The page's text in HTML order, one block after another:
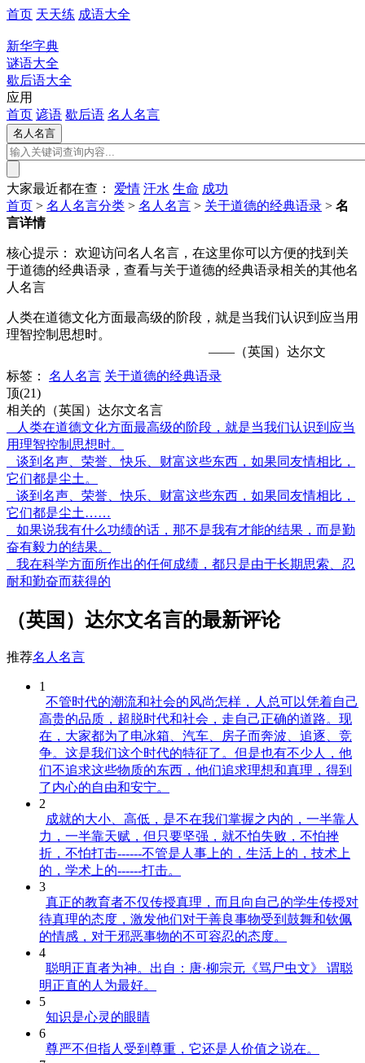
首页 天天练 成语大全
新华字典
谜语大全
歇后语大全
应用
首页 谚语 歇后语 名人名言
大家最近都在查： 爱情 汗水 生命 成功
首页 > 名人名言分类 > 名人名言 > 关于道德的经典语录 > 名
言详情
核心提示：
欢迎访问名人名言，在这里你可以方便的找到关
于道德的经典语录，查看与关于道德的经典语录相关的其他名
人名言
人类在道德文化方面最高级的阶段，就是当我们认识到应当用
理智控制思想时。
——（英国）达尔文
标签：
名人名言 关于道德的经典语录
顶(21)
相关的（英国）达尔文名言
人类在道德文化方面最高级的阶段，就是当我们认识到应当
用理智控制思想时。
谈到名声、荣誉、快乐、财富这些东西，如果同友情相比，
它们都是尘土。
谈到名声、荣誉、快乐、财富这些东西，如果同友情相比，
它们都是尘土……
如果说我有什么功绩的话，那不是我有才能的结果，而是勤
奋有毅力的结果。
我在科学方面所作出的任何成绩，都只是由于长期思索、忍
耐和勤奋而获得的
（英国）达尔文名言的最新评论
推荐名人名言
1
不管时代的潮流和社会的风尚怎样，人总可以凭着自己
高贵的品质，超脱时代和社会，走自己正确的道路。现
在，大家都为了电冰箱、汽车、房子而奔波、追逐、竞
争。这是我们这个时代的特征了。但是也有不少人，他
们不追求这些物质的东西，他们追求理想和真理，得到
了内心的自由和安宁。
2
成就的大小、高低，是不在我们掌握之内的，一半靠人
力，一半靠天赋，但只要坚强，就不怕失败，不怕挫
折，不怕打击------不管是人事上的，生活上的，技术上
的，学术上的------打击。
3
真正的教育者不仅传授真理，而且向自己的学生传授对
待真理的态度，激发他们对于善良事物受到鼓舞和钦佩
的情感，对于邪恶事物的不可容忍的态度。
4
聪明正直者为神。出自：唐·柳宗元《骂尸虫文》 谓聪
明正直的人为最好。
5
知识是心灵的眼睛
6
尊严不但指人受到尊重，它还是人价值之说在。